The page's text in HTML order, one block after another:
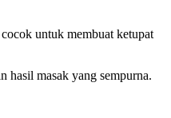
untuk membuat ketupat
hasil masak yang sempurna.